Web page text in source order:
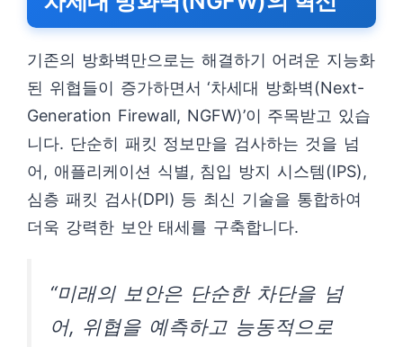
기존의 방화벽만으로는 해결하기 어려운 지능화
된 위협들이 증가하면서 ‘차세대 방화벽(Next-
Generation Firewall, NGFW)’이 주목받고 있습
니다. 단순히 패킷 정보만을 검사하는 것을 넘
어, 애플리케이션 식별, 침입 방지 시스템(IPS),
심층 패킷 검사(DPI) 등 최신 기술을 통합하여
더욱 강력한 보안 태세를 구축합니다.
“미래의 보안은 단순한 차단을 넘
어, 위협을 예측하고 능동적으로